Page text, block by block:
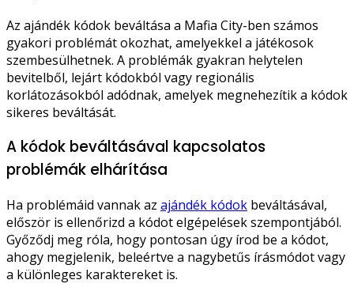
Az ajándék kódok beváltása a Mafia City-ben számos
gyakori problémát okozhat, amelyekkel a játékosok
szembesülhetnek. A problémák gyakran helytelen
bevitelből, lejárt kódokból vagy regionális
korlátozásokból adódnak, amelyek megnehezítik a kódok
sikeres beváltását.
A kódok beváltásával kapcsolatos
problémák elhárítása
Ha problémáid vannak az ajándék kódok beváltásával,
először is ellenőrizd a kódot elgépelések szempontjából.
Győződj meg róla, hogy pontosan úgy írod be a kódot,
ahogy megjelenik, beleértve a nagybetűs írásmódot vagy
a különleges karaktereket is.